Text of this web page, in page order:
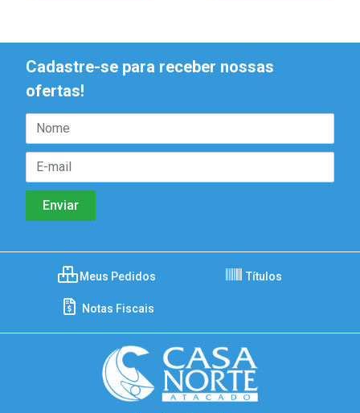
Cadastre-se para receber nossas
ofertas!
Meus Pedidos Títulos
Notas Fiscais